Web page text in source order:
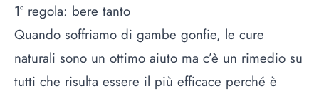
1º regola: bere tanto
Quando soffriamo di gambe gonfie, le cure
naturali sono un ottimo aiuto ma c’è un rimedio su
tutti che risulta essere il più efficace perché è